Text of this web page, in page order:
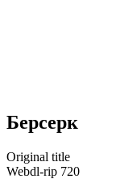
Берсерк
Original title
Webdl-rip 720